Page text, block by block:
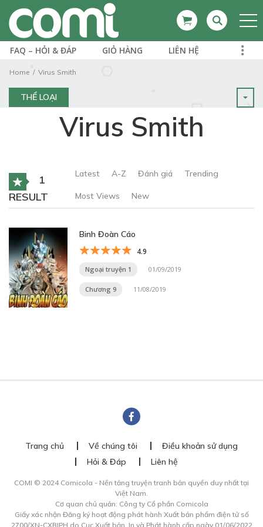
FAQ – HỎI & ĐÁP GIỎ HÀNG LIÊN HỆ
Home Virus Smith
THỂ LOẠI
Virus Smith
1
RESULT
Latest A-Z Đánh giá Trending
Most Views New
Binh Đoàn Cáo
4.9
Ngoại truyện 1 01/09/2019
Chương 9 11/08/2019
Trang chủ Về chúng tôi
Điều khoản sử dụng
Hỏi & Đáp
Liên hệ
COMI © 2024 Comicola - Nền tảng truyện tranh bản quyền duy nhất tại
Việt Nam.
Cơ quan chủ quản: Công ty Cổ phần Comicola
Giấy xác nhận Đăng ký hoạt động phát hành Xuất bản phẩm điện tử số
2700/XN-CXBIPH do Cục Xuất bản, In và Phát hành cấp ngày 01/06/2022